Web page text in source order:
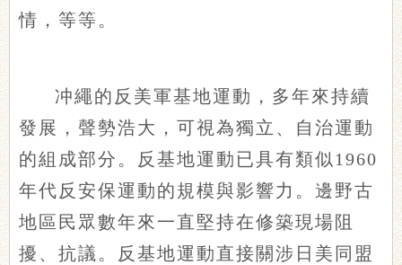
情，等等。
冲繩的反美軍基地運動，多年來持續
發展，聲勢浩大，可視為獨立、自治運動
的組成部分。反基地運動已具有類似1960
年代反安保運動的規模與影響力。邊野古
地區民眾數年來一直堅持在修築現場阻
擾、抗議。反基地運動直接關涉日美同盟